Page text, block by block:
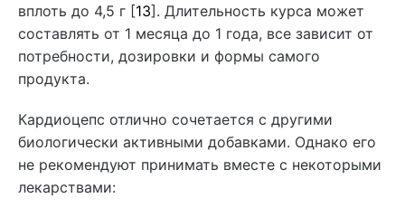
вплоть до 4,5 г [13]. Длительность курса может
составлять от 1 месяца до 1 года, все зависит от
потребности, дозировки и формы самого
продукта.
Кардиоцепс отлично сочетается с другими
биологически активными добавками. Однако его
не рекомендуют принимать вместе с некоторыми
лекарствами: